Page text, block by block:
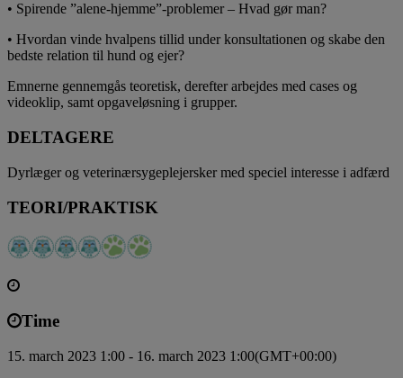
• Spirende ”alene-hjemme”-problemer – Hvad gør man?
• Hvordan vinde hvalpens tillid under konsultationen og skabe den
bedste relation til hund og ejer?
Emnerne gennemgås teoretisk, derefter arbejdes med cases og
videoklip, samt opgaveløsning i grupper.
DELTAGERE
Dyrlæger og veterinærsygeplejersker med speciel interesse i adfærd
TEORI/PRAKTISK
Time
15. march 2023 1:00 - 16. march 2023 1:00(GMT+00:00)